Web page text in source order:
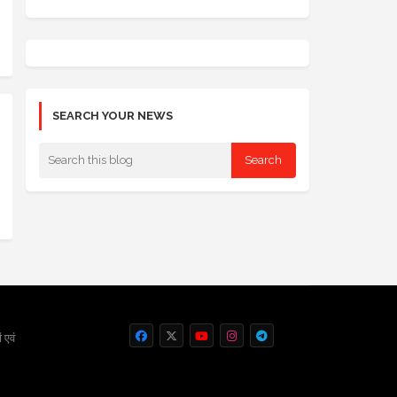
SEARCH YOUR NEWS
एवं